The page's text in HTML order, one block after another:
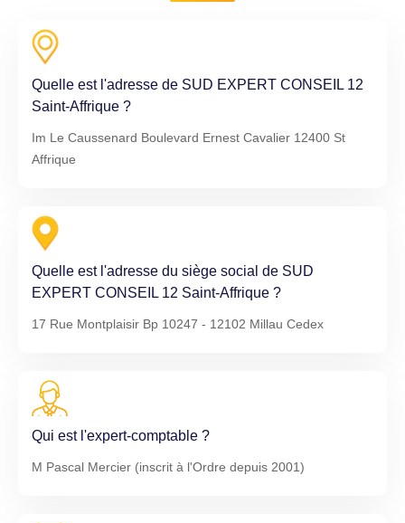
Quelle est l'adresse de SUD EXPERT CONSEIL 12
Saint-Affrique ?
Im Le Caussenard Boulevard Ernest Cavalier 12400 St
Affrique
Quelle est l'adresse du siège social de SUD
EXPERT CONSEIL 12 Saint-Affrique ?
17 Rue Montplaisir Bp 10247 - 12102 Millau Cedex
Qui est l'expert-comptable ?
M Pascal Mercier (inscrit à l'Ordre depuis 2001)